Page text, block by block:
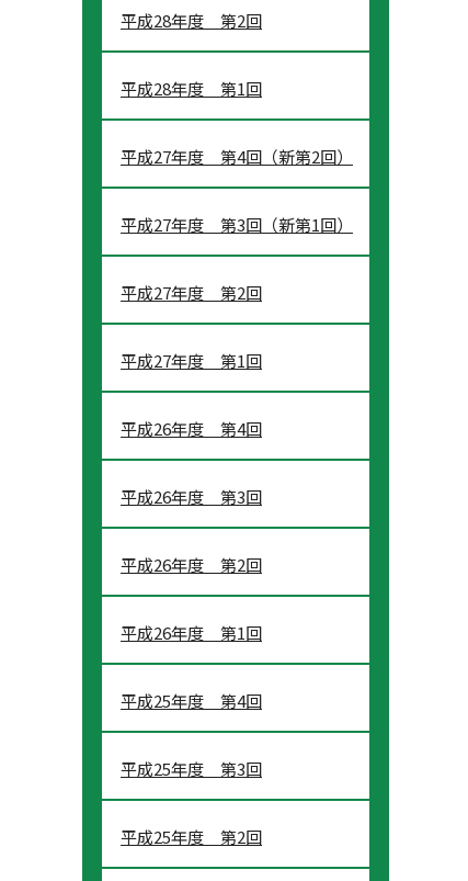
平成28年度 第2回
平成28年度 第1回
平成27年度 第4回（新第2回）
平成27年度 第3回（新第1回）
平成27年度 第2回
平成27年度 第1回
平成26年度 第4回
平成26年度 第3回
平成26年度 第2回
平成26年度 第1回
平成25年度 第4回
平成25年度 第3回
平成25年度 第2回